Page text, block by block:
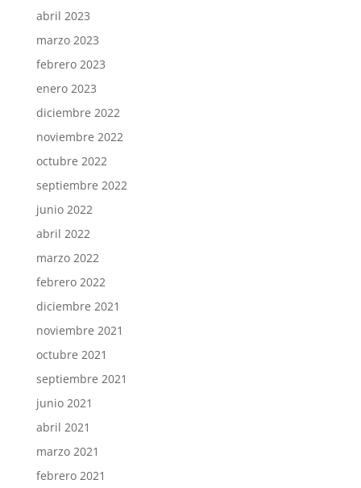
abril 2023
marzo 2023
febrero 2023
enero 2023
diciembre 2022
noviembre 2022
octubre 2022
septiembre 2022
junio 2022
abril 2022
marzo 2022
febrero 2022
diciembre 2021
noviembre 2021
octubre 2021
septiembre 2021
junio 2021
abril 2021
marzo 2021
febrero 2021